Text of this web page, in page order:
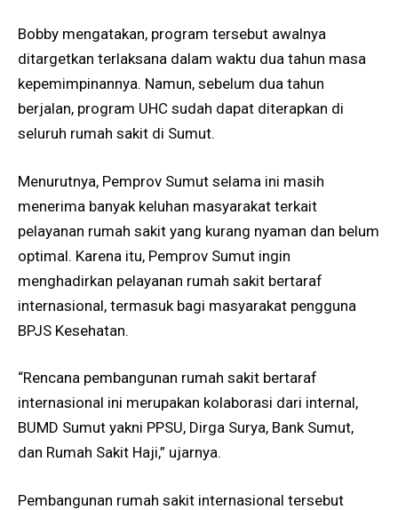
Bobby mengatakan, program tersebut awalnya
ditargetkan terlaksana dalam waktu dua tahun masa
kepemimpinannya. Namun, sebelum dua tahun
berjalan, program UHC sudah dapat diterapkan di
seluruh rumah sakit di Sumut.
Menurutnya, Pemprov Sumut selama ini masih
menerima banyak keluhan masyarakat terkait
pelayanan rumah sakit yang kurang nyaman dan belum
optimal. Karena itu, Pemprov Sumut ingin
menghadirkan pelayanan rumah sakit bertaraf
internasional, termasuk bagi masyarakat pengguna
BPJS Kesehatan.
“Rencana pembangunan rumah sakit bertaraf
internasional ini merupakan kolaborasi dari internal,
BUMD Sumut yakni PPSU, Dirga Surya, Bank Sumut,
dan Rumah Sakit Haji,” ujarnya.
Pembangunan rumah sakit internasional tersebut